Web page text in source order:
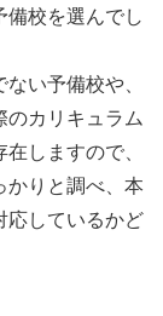
備校を選んでし
い予備校や、
のカリキュラム
しますので、
かりと調べ、本
応しているかど